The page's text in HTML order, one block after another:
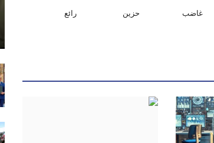
غاضب حزين رائع